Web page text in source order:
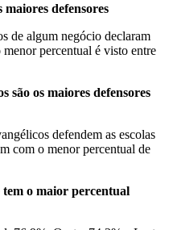
maiores defensores
de algum negócio declaram
percentual é visto entre
são os maiores defensores
defendem as escolas
com o menor percentual de
o maior percentual